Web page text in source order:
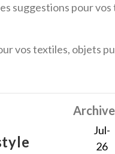
suggestions pour
vos textiles, objets
Jul-
26